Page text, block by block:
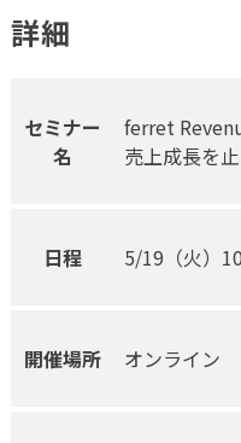
詳細
セミナー
名
ferret
売上成長を
日程 5/19（火）
開催場所 オンライン